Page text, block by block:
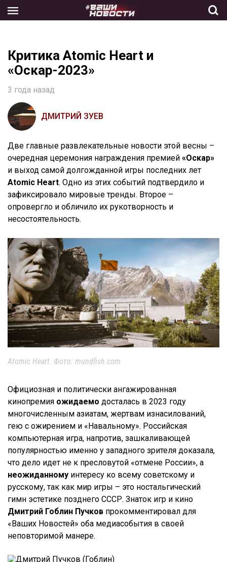
the
Критика Atomic Heart и
«Оскар-2023»
3 года назад
ДМИТРИЙ ЗУЕВ
Две главные развлекательные новости этой весны –
очередная церемония награждения премией «Оскар»
и выход самой долгожданной игры последних лет
Atomic Heart. Одно из этих событий подтвердило и
зафиксировало мировые тренды. Второе –
опровергло и обличило их рукотворность и
несостоятельность.
Atomic Heart. Фото: mundfish.com
Официозная и политически ангажированная
кинопремия ожидаемо досталась в 2023 году
многочисленным азиатам, жертвам изнасилований,
гею с ожирением и «Навальному». Российская
компьютерная игра, напротив, зашкаливающей
популярностью именно у западного зрителя доказала,
что дело идет не к пресловутой «отмене России», а
неожиданному интересу ко всему советскому и
русскому, так как мир игры – это ностальгический
гимн эстетике позднего СССР. Знаток игр и кино
Дмитрий Гоблин Пучков прокомментировал для
«Ваших Новостей» оба медиасобытия в своей
неповторимой манере.